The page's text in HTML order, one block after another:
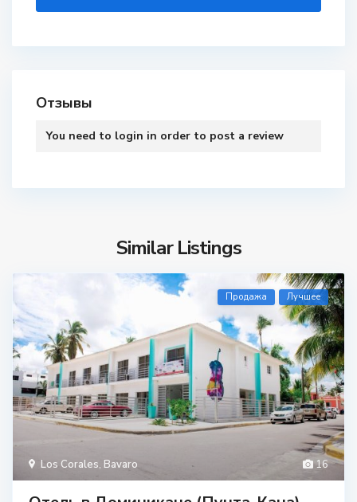
Отзывы
You need to login in order to post a review
Similar Listings
16
Los Corales, Bavaro
Продажа Лучшее